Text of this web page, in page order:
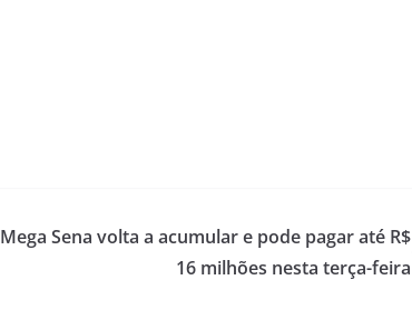
Mega Sena volta a acumular e pode pagar até R$
16 milhões nesta terça-feira